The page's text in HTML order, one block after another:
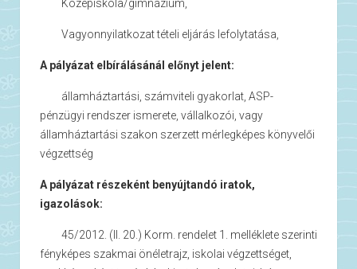
 Középiskola/gimnázium,
 Vagyonnyilatkozat tételi eljárás lefolytatása,
A pályázat elbírálásánál előnyt jelent:
 államháztartási, számviteli gyakorlat, ASP-
pénzügyi rendszer ismerete, vállalkozói, vagy
államháztartási szakon szerzett mérlegképes könyvelői
végzettség
A pályázat részeként benyújtandó iratok,
igazolások:
 45/2012. (II. 20.) Korm. rendelet 1. melléklete szerinti
fényképes szakmai önéletrajz, iskolai végzettséget,